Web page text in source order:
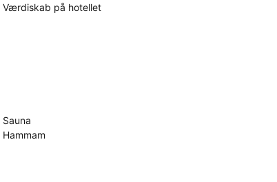
Værdiskab på hotellet
Sauna
Hammam